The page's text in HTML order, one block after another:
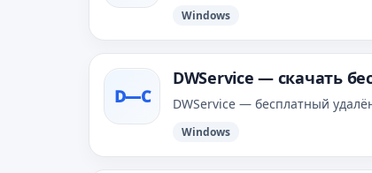
Windows
D—С
DWService — скачать
DWService — бесплатный
Windows